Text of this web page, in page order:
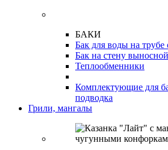
БАКИ
Бак для воды на трубе
Бак на стену выносной
Теплообменники
Комплектующие для
подводка
Грили, мангалы